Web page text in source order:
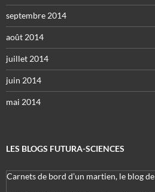
septembre 2014
août 2014
juillet 2014
juin 2014
mai 2014
LES BLOGS FUTURA-SCIENCES
Carnets de bord d’un martien, le blog